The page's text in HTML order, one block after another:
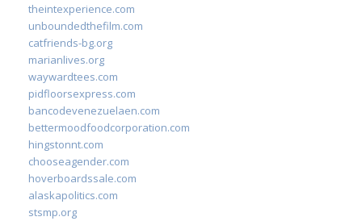
theintexperience.com
unboundedthefilm.com
catfriends-bg.org
marianlives.org
waywardtees.com
pidfloorsexpress.com
bancodevenezuelaen.com
bettermoodfoodcorporation.com
hingstonnt.com
chooseagender.com
hoverboardssale.com
alaskapolitics.com
stsmp.org